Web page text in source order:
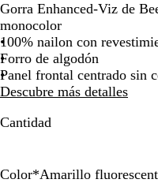
y
flechas
para
moverte
por
Gorra Enhanced-Viz de
monocolor
100% nailon con
Forro de algodón
Panel frontal centrado sin
Descubre más detalles
Cantidad
Color*Amarillo